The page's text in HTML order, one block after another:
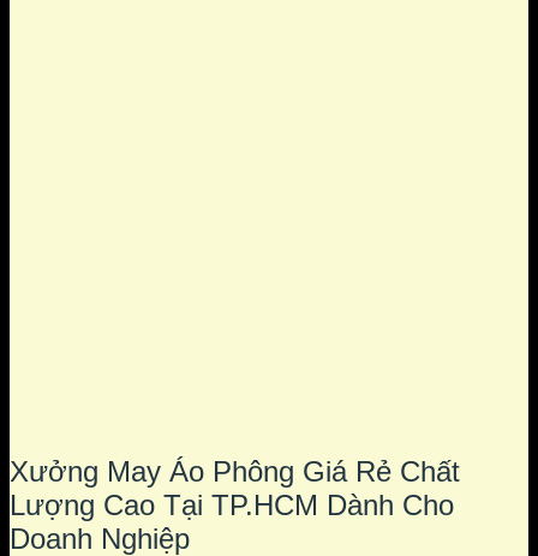
Xưởng May Áo Phông Giá Rẻ Chất
Lượng Cao Tại TP.HCM Dành Cho
Doanh Nghiệp